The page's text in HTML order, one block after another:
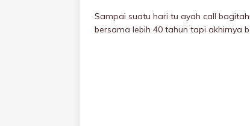
Sampai suatu hari tu ayah call
bersama lebih 40 tahun tapi akhirnya